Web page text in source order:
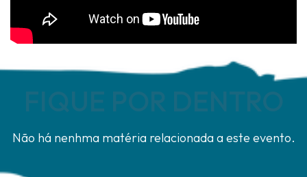
FIQUE POR DENTRO
Não há nenhma matéria relacionada a este evento.